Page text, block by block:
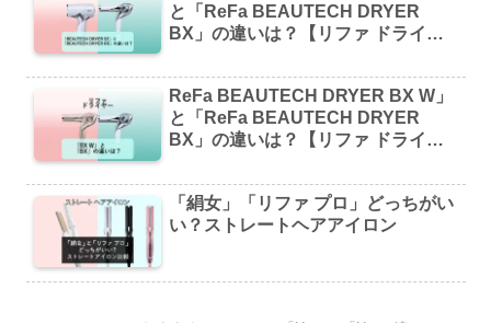
と「ReFa BEAUTECH DRYER
BX」の違いは？【リファ ドライヤ
ReFa BEAUTECH DRYER BX W」
と「ReFa BEAUTECH DRYER
BX」の違いは？【リファ ドライヤ
「絹女」「リファ プロ」どっちがい
い？ストレートヘアアイロン